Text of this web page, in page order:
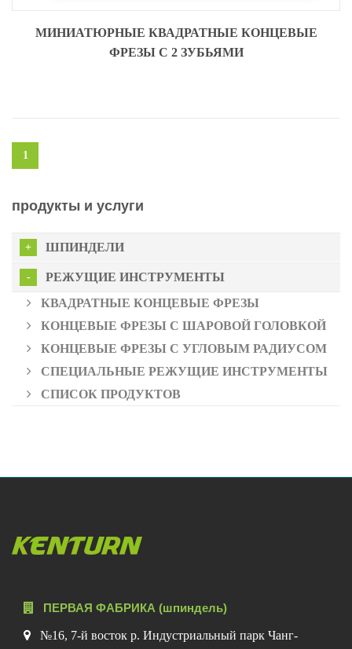
МИНИАТЮРНЫЕ КВАДРАТНЫЕ КОНЦЕВЫЕ
ФРЕЗЫ С 2 ЗУБЬЯМИ
1
продукты и услуги
ШПИНДЕЛИ
РЕЖУЩИЕ ИНСТРУМЕНТЫ
КВАДРАТНЫЕ КОНЦЕВЫЕ ФРЕЗЫ
КОНЦЕВЫЕ ФРЕЗЫ С ШАРОВОЙ ГОЛОВКОЙ
КОНЦЕВЫЕ ФРЕЗЫ С УГЛОВЫМ РАДИУСОМ
СПЕЦИАЛЬНЫЕ РЕЖУЩИЕ ИНСТРУМЕНТЫ
СПИСОК ПРОДУКТОВ
ПЕРВАЯ ФАБРИКА (шпиндель)
№16, 7-й восток р. Индустриальный парк Чанг-